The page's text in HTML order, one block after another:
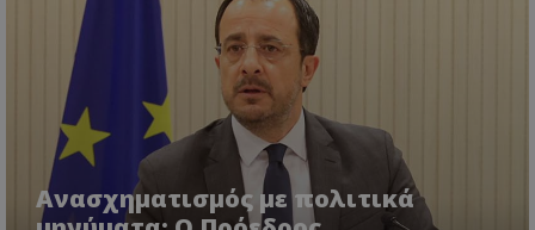
Ανασχηματισμός με πολιτικά
VISITOR_PRIVACY_METADATA
YouTube
.youtube.com